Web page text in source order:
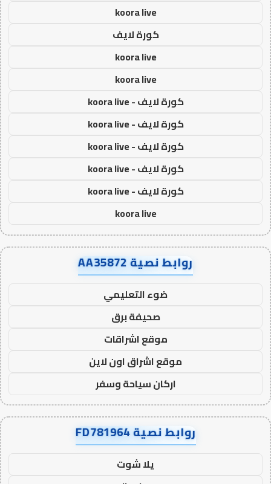
koora live
كورة لايف
koora live
koora live
كورة لايف - koora live
كورة لايف - koora live
كورة لايف - koora live
كورة لايف - koora live
كورة لايف - koora live
koora live
روابط نصية AA35872
ضوء التعليمي
صحيفة برق
موقع اشراقات
موقع اشراق اون لاين
اركان سياحة وسفر
روابط نصية FD781964
يلا شوت